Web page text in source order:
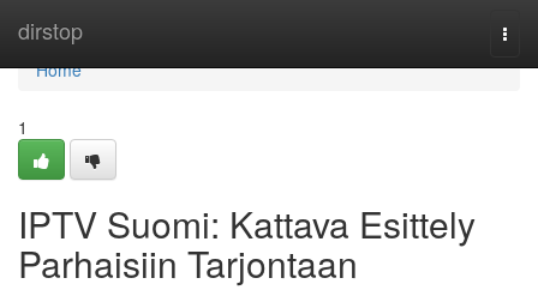
dirstop
Home
Home
1
IPTV Suomi: Kattava Esittely
Parhaisiin Tarjontaan